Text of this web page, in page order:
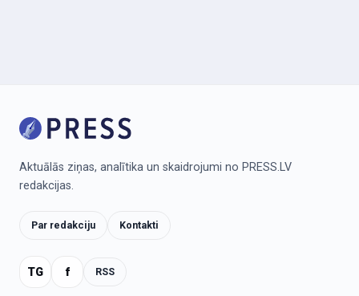
Aktuālās ziņas, analītika un skaidrojumi no PRESS.LV
redakcijas.
Par redakciju Kontakti
TG f RSS